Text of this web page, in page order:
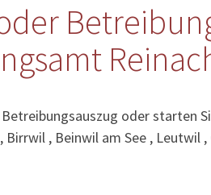
oder starten
Birrwil , Beinwil am See , Leutwil